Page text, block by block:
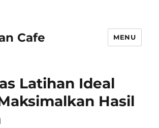
Cafe MENU
Latihan Ideal
Hasil